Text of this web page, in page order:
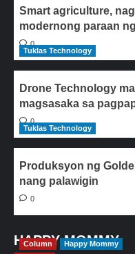
Smart agriculture,
modernong paraan
0
Tuklas Technology
Drone Technology
magsasaka sa
0
Tuklas Technology
Produksyon ng
nang palawigin
0
HAPPY MOMMY
Column Happy Mommy